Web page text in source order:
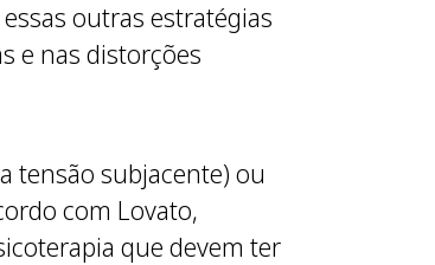
outras estratégias
e nas distorções
tensão subjacente) ou
com Lovato,
que devem ter